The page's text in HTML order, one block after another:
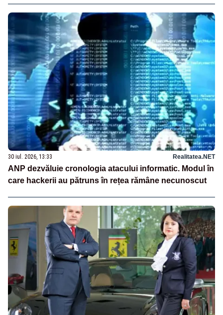
30 iul. 2026, 13:33 Realitatea.NET
ANP dezvăluie cronologia atacului informatic. Modul în
care hackerii au pătruns în rețea rămâne necunoscut